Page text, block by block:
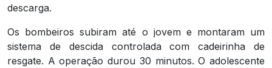
descarga.
Os bombeiros subiram até o jovem e montaram um
sistema de descida controlada com cadeirinha de
resgate. A operação durou 30 minutos. O adolescente